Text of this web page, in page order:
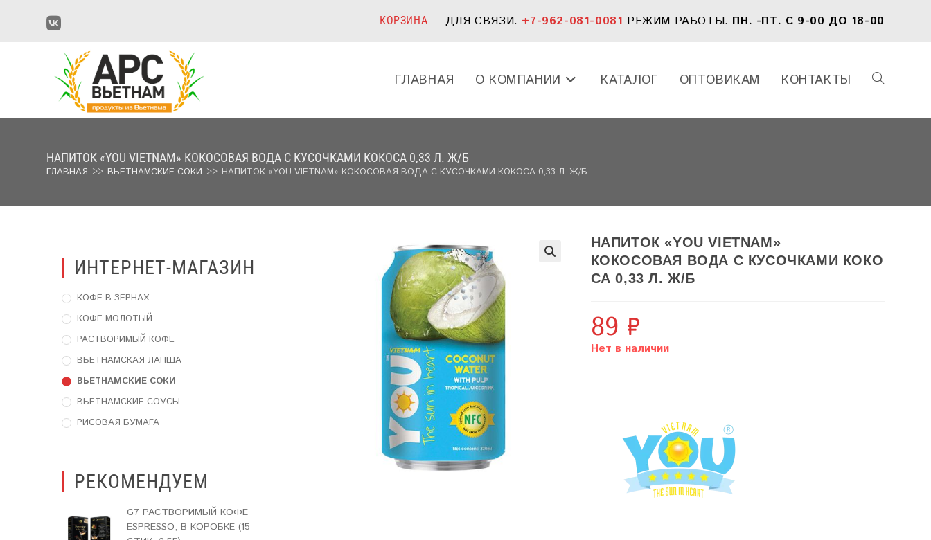
КОРЗИНА ДЛЯ СВЯЗИ: +7-962-081-0081 РЕЖИМ РАБОТЫ: ПН. -ПТ. С 9-00 ДО 18-00
ГЛАВНАЯ О КОМПАНИИ КАТАЛОГ ОПТОВИКАМ КОНТАКТЫ
НАПИТОК «YOU VIETNAM» КОКОСОВАЯ ВОДА С КУСОЧКАМИ КОКОСА 0,33 Л. Ж/Б
ГЛАВНАЯ >> ВЬЕТНАМСКИЕ СОКИ >> НАПИТОК «YOU VIETNAM» КОКОСОВАЯ ВОДА С КУСОЧКАМИ КОКОСА 0,33 Л. Ж/Б
НАПИТОК «YOU VIETNAM»
КОКОСОВАЯ ВОДА С КУСОЧКАМИ КОКО
СА 0,33 Л. Ж/Б
89 ₽
Нет в наличии
ИНТЕРНЕТ-МАГАЗИН
КОФЕ В ЗЕРНАХ
КОФЕ МОЛОТЫЙ
РАСТВОРИМЫЙ КОФЕ
ВЬЕТНАМСКАЯ ЛАПША
ВЬЕТНАМСКИЕ СОКИ
ВЬЕТНАМСКИЕ СОУСЫ
РИСОВАЯ БУМАГА
РЕКОМЕНДУЕМ
G7 РАСТВОРИМЫЙ КОФЕ
ESPRESSO, В КОРОБКЕ (15